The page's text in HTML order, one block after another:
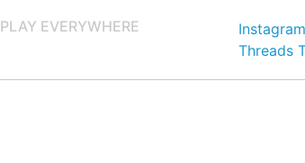
PLAY EVERYWHERE Instagram
Threads